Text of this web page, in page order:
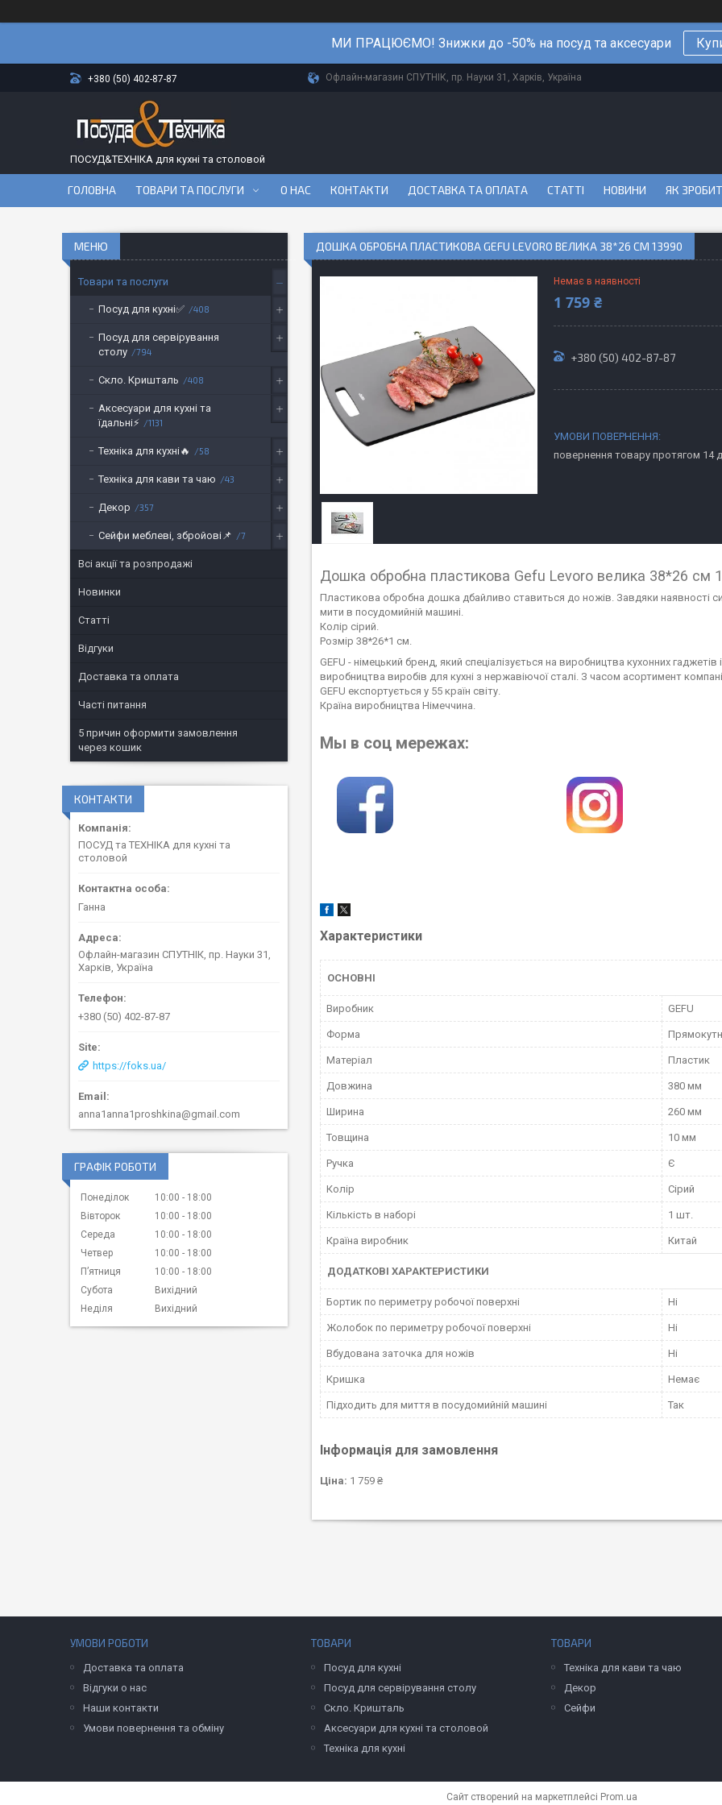
МИ ПРАЦЮЄМО! Знижки до -50% на посуд та аксесуари
+380 (50) 402-87-87 Офлайн-магазин СПУТНІК, пр. Науки 31, Харків, Україна
ПОСУД&ТЕХНІКА для кухні та столовой
ГОЛОВНА ТОВАРИ ТА ПОСЛУГИ О НАС КОНТАКТИ ДОСТАВКА ТА ОПЛАТА СТАТТІ НОВИНИ ЯК
ДОШКА ОБРОБНА ПЛАСТИКОВА GEFU LEVORO ВЕЛИКА 38*26 СМ 13990
Немає в наявності
1 759 ₴
+380 (50) 402-87-87
повернення товару протягом 14
Дошка обробна пластикова Gefu Levoro велика 38*26 см
Пластикова обробна дошка дбайливо ставиться до ножів. Завдяки наявності
мити в посудомийній машині.
Колір сірий.
Розмір 38*26*1 см.
GEFU - німецький бренд, який спеціалізується на виробництва кухонних
виробництва виробів для кухні з нержавіючої сталі. З часом асортимент
GEFU експортується у 55 країн світу.
Країна виробництва Німеччина.
Мы в соц мережах:
Характеристики
ОСНОВНІ
Виробник GEFU
Форма
Матеріал Пластик
Довжина 380 мм
Ширина 260 мм
Товщина 10 мм
Ручка Є
Колір Сірий
Кількість в наборі 1 шт.
Країна виробник Китай
ДОДАТКОВІ ХАРАКТЕРИСТИКИ
Бортик по периметру робочої поверхні Ні
Жолобок по периметру робочої поверхні Ні
Вбудована заточка для ножів Ні
Кришка Немає
Підходить для миття в посудомийній машині Так
Інформація для замовлення
Ціна: 1 759 ₴
Товари та послуги
Посуд для кухні✅ 408
Посуд для сервірування
столу
794
Скло. Кришталь 408
Аксесуари для кухні та
їдальні⚡
1131
Техніка для кухні🔥 58
Техніка для кави та чаю 43
Декор 357
Сейфи меблеві, збройові📌 7
Всі акції та розпродажі
Новинки
Статті
Відгуки
Доставка та оплата
Часті питання
5 причин оформити замовлення
через кошик
КОНТАКТИ
ПОСУД та ТЕХНІКА для кухні та
столовой
Ганна
Офлайн-магазин СПУТНІК, пр. Науки 31,
Харків, Україна
+380 (50) 402-87-87
https://foks.ua/
anna1anna1proshkina@gmail.com
ГРАФІК РОБОТИ
Понеділок 10:00
18:00
Вівторок
10:00
18:00
Середа
10:00
18:00
Четвер
10:00
18:00
Пʼятниця
10:00
18:00
Субота
Вихідний
Неділя
Вихідний
УМОВИ РОБОТИ
Доставка та оплата
Відгуки о нас
Наши контакти
Умови повернення та обміну
ТОВАРИ
Посуд для кухні
Посуд для сервірування столу
Скло. Кришталь
Аксесуари для кухні та столовой
Техніка для кухні
ТОВАРИ
Техніка для кави та чаю
Декор
Сейфи
Сайт створений на маркетплейсі Prom.ua